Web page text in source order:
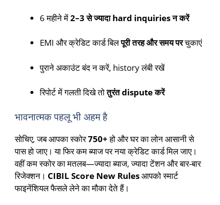
6 महीने में2–3 से ज्यादा hard inquiries न करें
EMI और क्रेडिट कार्ड बिलपूरी तरह और समय परचुकाएं
पुराने अकाउंट बंद न करें, history लंबी रखें
रिपोर्ट में गलती दिखे तोतुरंत dispute करें
भावनात्मक पहलू भी अहम है
सोचिए, जब आपका स्कोर750+हो और घर का लोन आसानी से
पास हो जाए। या फिर कम ब्याज पर नया क्रेडिट कार्ड मिल जाए।
वहीं कम स्कोर का मतलब—ज्यादा ब्याज, ज्यादा टेंशन और बार-बार
रिजेक्शन। CIBIL Score New Rulesआपको स्मार्ट
फाइनेंशियल फैसले लेने का मौका देते हैं।